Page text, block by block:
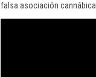
falsa asociación cannábica.